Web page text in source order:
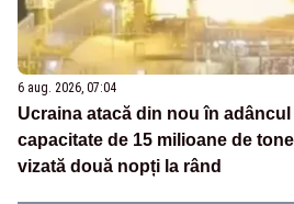
6 aug. 2026, 07:04
Ucraina atacă din nou în
capacitate de 15 milioane de
vizată două nopți la rând